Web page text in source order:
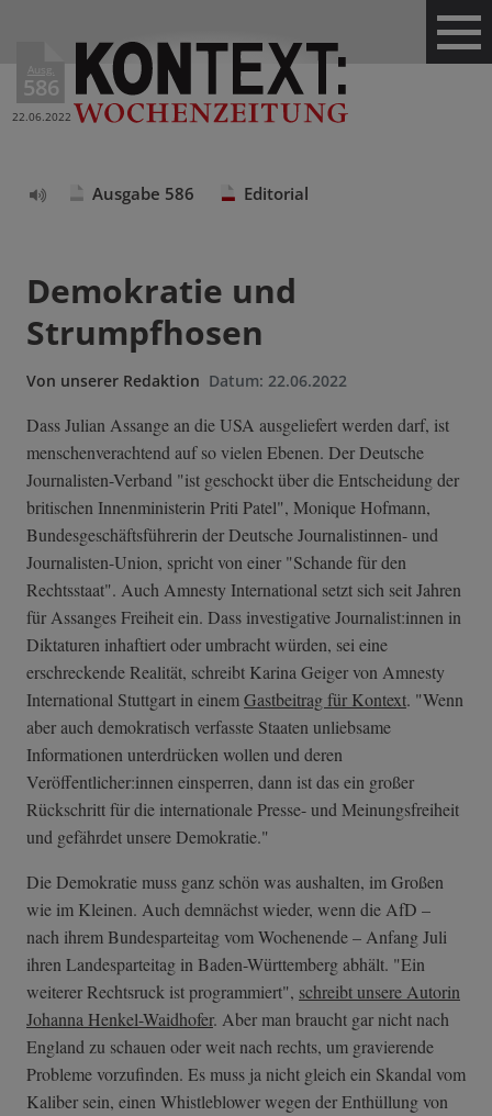
Ausg.
586
22.06.2022
Ausgabe 586 Editorial
Demokratie und
Strumpfhosen
Von unserer Redaktion Datum: 22.06.2022
Dass Julian Assange an die USA ausgeliefert werden darf, ist
menschenverachtend auf so vielen Ebenen. Der Deutsche
Journalisten-Verband "ist geschockt über die Entscheidung der
britischen Innenministerin Priti Patel", Monique Hofmann,
Bundesgeschäftsführerin der Deutsche Journalistinnen- und
Journalisten-Union, spricht von einer "Schande für den
Rechtsstaat". Auch Amnesty International setzt sich seit Jahren
für Assanges Freiheit ein. Dass investigative Journalist:innen in
Diktaturen inhaftiert oder umbracht würden, sei eine
erschreckende Realität, schreibt Karina Geiger von Amnesty
International Stuttgart in einemGastbeitrag für Kontext. "Wenn
aber auch demokratisch verfasste Staaten unliebsame
Informationen unterdrücken wollen und deren
Veröffentlicher:innen einsperren, dann ist das ein großer
Rückschritt für die internationale Presse- und Meinungsfreiheit
und gefährdet unsere Demokratie."
Die Demokratie muss ganz schön was aushalten, im Großen
wie im Kleinen. Auch demnächst wieder, wenn die AfD –
nach ihrem Bundesparteitag vom Wochenende – Anfang Juli
ihren Landesparteitag in Baden-Württemberg abhält. "Ein
weiterer Rechtsruck ist programmiert", schreibt unsere Autorin
Johanna Henkel-Waidhofer. Aber man braucht gar nicht nach
England zu schauen oder weit nach rechts, um gravierende
Probleme vorzufinden. Es muss ja nicht gleich ein Skandal vom
Kaliber sein, einen Whistleblower wegen der Enthüllung von